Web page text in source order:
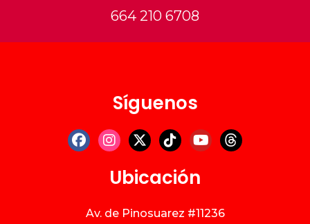
664 210 6708
Síguenos
Ubicación
Av. de Pinosuarez #11236